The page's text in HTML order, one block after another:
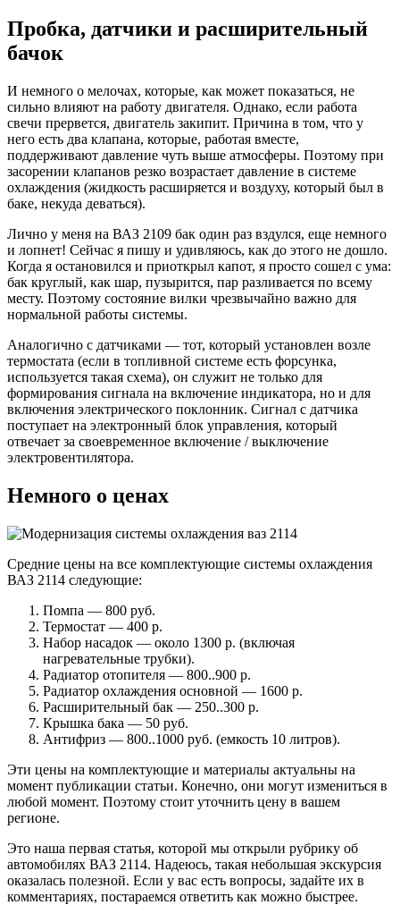
Пробка, датчики и расширительный
бачок
И немного о мелочах, которые, как может показаться, не
сильно влияют на работу двигателя. Однако, если работа
свечи прервется, двигатель закипит. Причина в том, что у
него есть два клапана, которые, работая вместе,
поддерживают давление чуть выше атмосферы. Поэтому при
засорении клапанов резко возрастает давление в системе
охлаждения (жидкость расширяется и воздуху, который был в
баке, некуда деваться).
Лично у меня на ВАЗ 2109 бак один раз вздулся, еще немного
и лопнет! Сейчас я пишу и удивляюсь, как до этого не дошло.
Когда я остановился и приоткрыл капот, я просто сошел с ума:
бак круглый, как шар, пузырится, пар разливается по всему
месту. Поэтому состояние вилки чрезвычайно важно для
нормальной работы системы.
Аналогично с датчиками — тот, который установлен возле
термостата (если в топливной системе есть форсунка,
используется такая схема), он служит не только для
формирования сигнала на включение индикатора, но и для
включения электрического поклонник. Сигнал с датчика
поступает на электронный блок управления, который
отвечает за своевременное включение / выключение
электровентилятора.
Немного о ценах
Средние цены на все комплектующие системы охлаждения
ВАЗ 2114 следующие:
Помпа — 800 руб.
Термостат — 400 р.
Набор насадок — около 1300 р. (включая
нагревательные трубки).
Радиатор отопителя — 800..900 р.
Радиатор охлаждения основной — 1600 р.
Расширительный бак — 250..300 р.
Крышка бака — 50 руб.
Антифриз — 800..1000 руб. (емкость 10 литров).
Эти цены на комплектующие и материалы актуальны на
момент публикации статьи. Конечно, они могут измениться в
любой момент. Поэтому стоит уточнить цену в вашем
регионе.
Это наша первая статья, которой мы открыли рубрику об
автомобилях ВАЗ 2114. Надеюсь, такая небольшая экскурсия
оказалась полезной. Если у вас есть вопросы, задайте их в
комментариях, постараемся ответить как можно быстрее.